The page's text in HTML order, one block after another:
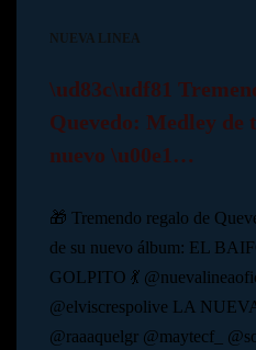
NUEVA LINEA
\ud83c\udf81
Quevedo: Medley de
nuevo \u00e1…
🎁 Tremendo regalo de
de su nuevo álbum: EL
GOLPITO 💃
@elviscrespolive LA
@raaaquelgr @maytecf_